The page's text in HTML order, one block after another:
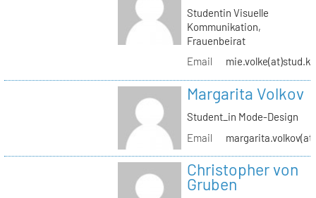
Studentin Visuelle
Kommunikation,
Frauenbeirat
Email
Margarita Volkov
Student_in Mode-Design
Email
Christopher von
Gruben